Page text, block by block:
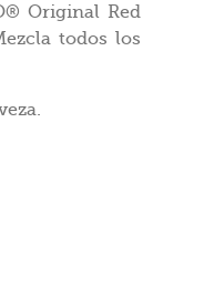
Original Red
todos los